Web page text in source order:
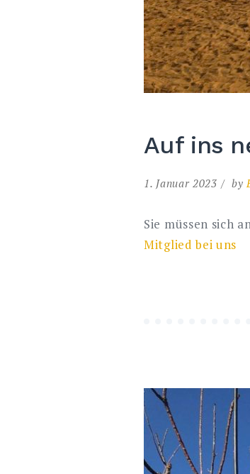
Auf ins
1. Januar 2023 by
Sie müssen sich
Mitglied bei uns